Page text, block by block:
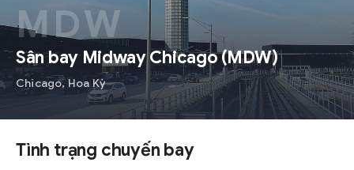
MDW
Sân bay Midway Chicago(MDW)
Chicago, Hoa Kỳ
Tình trạng chuyến bay